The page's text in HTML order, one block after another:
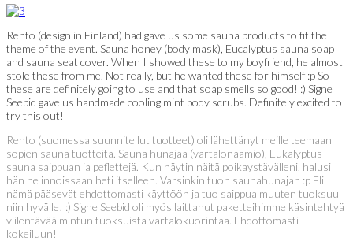
Rento (design in Finland) had gave us some sauna products to fit the
theme of the event. Sauna honey (body mask), Eucalyptus sauna soap
and sauna seat cover. When I showed these to my boyfriend, he almost
stole these from me. Not really, but he wanted these for himself :p So
these are definitely going to use and that soap smells so good! :) Signe
Seebid gave us handmade cooling mint body scrubs. Definitely excited to
try this out!
Rento (suomessa suunnitellut tuotteet) oli lähettänyt meille teemaan
sopien sauna tuotteita. Sauna hunajaa (vartalonaamio), Eukalyptus
sauna saippuan ja peflettejä. Kun näytin näitä poikaystävälleni, halusi
hän ne innoissaan heti itselleen. Varsinkin tuon saunahunajan :p Eli
nämä pääsevät ehdottomasti käyttöön ja tuo saippua muuten tuoksuu
niin hyvälle! :) Signe Seebid oli myös laittanut paketteihimme käsintehtyä
viilentävää mintun tuoksuista vartalokuorintaa. Ehdottomasti
kokeiluun!